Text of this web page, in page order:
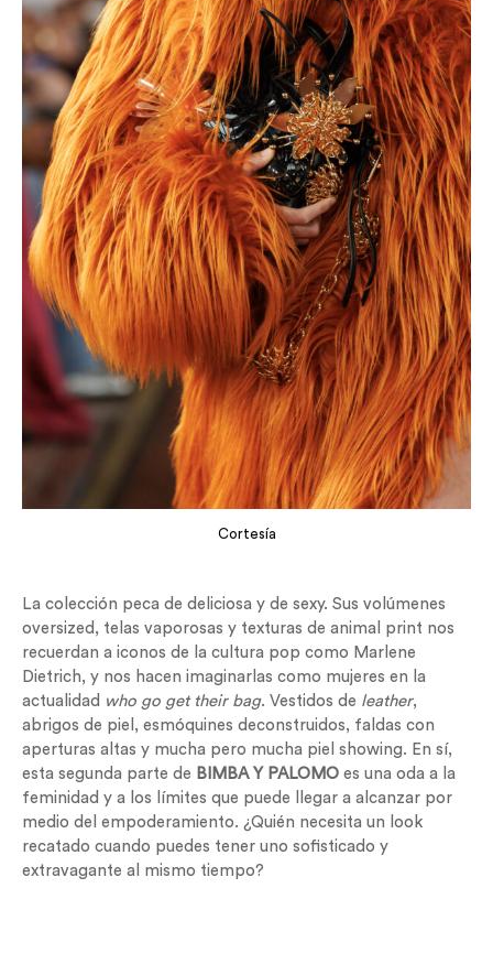
Cortesía
La colección peca de deliciosa y de sexy. Sus volúmenes
oversized, telas vaporosas y texturas de animal print nos
recuerdan a iconos de la cultura pop como Marlene
Dietrich, y nos hacen imaginarlas como mujeres en la
actualidad who go get their bag. Vestidos de leather,
abrigos de piel, esmóquines deconstruidos, faldas con
aperturas altas y mucha pero mucha piel showing. En sí,
esta segunda parte de BIMBA Y PALOMO es una oda a la
feminidad y a los límites que puede llegar a alcanzar por
medio del empoderamiento. ¿Quién necesita un look
recatado cuando puedes tener uno sofisticado y
extravagante al mismo tiempo?